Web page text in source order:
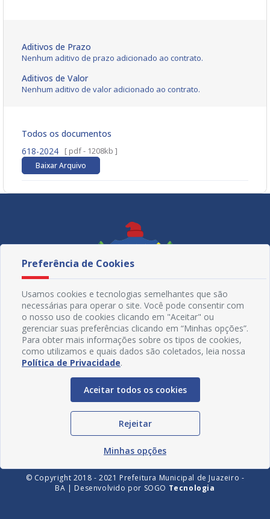
Aditivos de Prazo
Nenhum aditivo de prazo adicionado ao contrato.
Aditivos de Valor
Nenhum aditivo de valor adicionado ao contrato.
Todos os documentos
618-2024
[ pdf - 1208kb ]
Baixar Arquivo
Redes Sociais
© Copyright 2018 - 2021 Prefeitura Municipal de Juazeiro -
BA | Desenvolvido por SOGO Tecnologia
Preferência de Cookies
Usamos cookies e tecnologias semelhantes que são
necessárias para operar o site. Você pode consentir com
o nosso uso de cookies clicando em "Aceitar" ou
gerenciar suas preferências clicando em “Minhas opções”.
Para obter mais informações sobre os tipos de cookies,
como utilizamos e quais dados são coletados, leia nossa
Política de Privacidade.
Aceitar todos os cookies
Rejeitar
Minhas opções